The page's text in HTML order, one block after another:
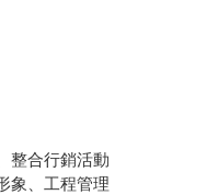
整合行銷活動
象、工程管理